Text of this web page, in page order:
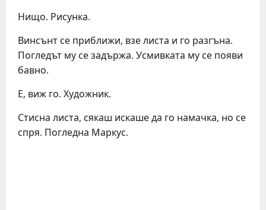
Нищо. Рисунка.
Винсънт се приближи, взе листа и го разгъна.
Погледът му се задържа. Усмивката му се появи
бавно.
Е, виж го. Художник.
Стисна листа, сякаш искаше да го намачка, но се
спря. Погледна Маркус.